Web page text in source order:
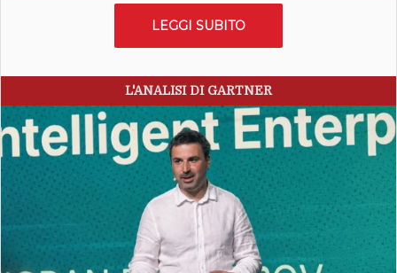
LEGGI SUBITO
L'ANALISI DI GARTNER